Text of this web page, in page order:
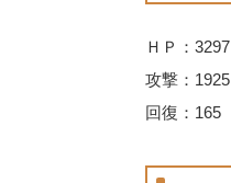
ＨＰ：3297
攻撃：1925
回復：165